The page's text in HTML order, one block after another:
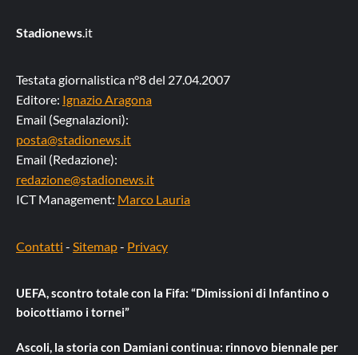
Stadionews.it
Testata giornalistica n°8 del 27.04.2007
Editore: Ignazio Aragona
Email (Segnalazioni):
posta@stadionews.it
Email (Redazione):
redazione@stadionews.it
ICT Management: Marco Lauria
Contatti - Sitemap- Privacy
UEFA, scontro totale con la Fifa: “Dimissioni di Infantino o
boicottiamo i tornei”
Ascoli, la storia con Damiani continua: rinnovo biennale per